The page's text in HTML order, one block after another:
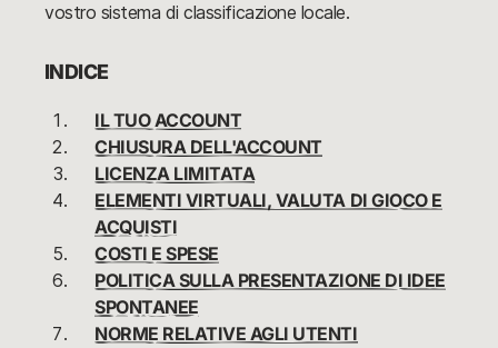
vostro sistema di classificazione locale.
INDICE
IL TUO ACCOUNT
CHIUSURA DELL'ACCOUNT
LICENZA LIMITATA
ELEMENTI VIRTUALI, VALUTA DI GIOCO E
ACQUISTI
COSTI E SPESE
POLITICA SULLA PRESENTAZIONE DI IDEE
SPONTANEE
NORME RELATIVE AGLI UTENTI